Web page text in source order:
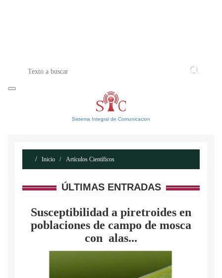
Sistema Integral de Comunicacion
Inicio Artículos Científicos
ÚLTIMAS ENTRADAS
Susceptibilidad a piretroides en
poblaciones de campo de mosca
con alas...